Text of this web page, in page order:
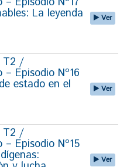
La leyenda Ver
T2 /
– Episodio Nº16
estado en el Ver
T2 /
– Episodio Nº15
Ver